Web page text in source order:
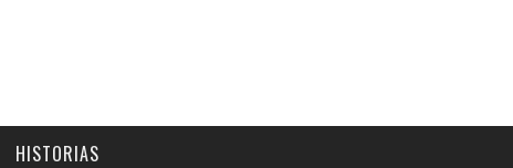
HISTORIAS